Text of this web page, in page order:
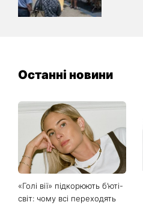
Останні новини
«Голі вії» підкорюють б’юті-
світ: чому всі переходять